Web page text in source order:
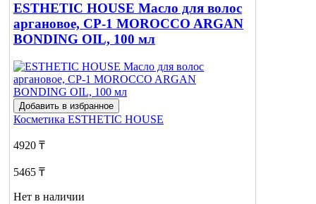
ESTHETIC HOUSE Масло для волос
аргановое, CP-1 MOROCCO ARGAN
BONDING OIL, 100 мл
Добавить в избранное
Косметика ESTHETIC HOUSE
4920 ₸
5465 ₸
Нет в наличии